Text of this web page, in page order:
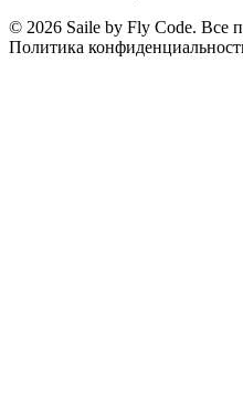
© 2026 Saile by Fly Code. Все
Политика